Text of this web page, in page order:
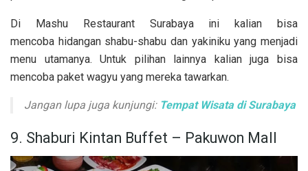
Di Mashu Restaurant Surabaya ini kalian bisa
mencoba hidangan shabu-shabu dan yakiniku yang menjadi
menu utamanya. Untuk pilihan lainnya kalian juga bisa
mencoba paket wagyu yang mereka tawarkan.
Jangan lupa juga kunjungi: Tempat Wisata di Surabaya
9. Shaburi Kintan Buffet – Pakuwon Mall